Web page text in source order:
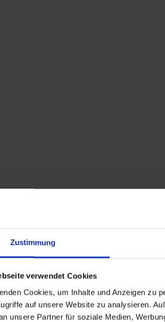
Zustimmung
verwendet Cookies
Cookies, um Inhalte und Anzeigen zu
auf unsere Website zu analysieren.
unsere Partner für soziale Medien,